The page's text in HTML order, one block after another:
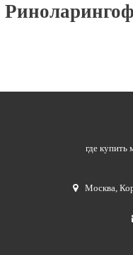
где купить
Москва,